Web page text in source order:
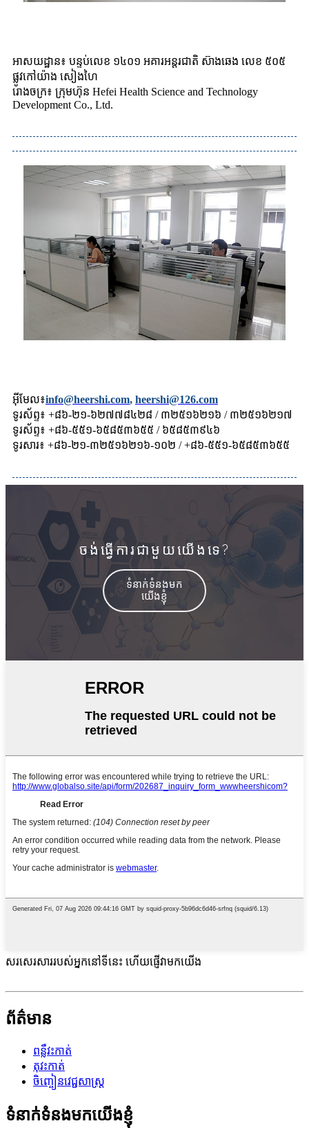
អាសយដ្ឋាន៖ បន្ទប់លេខ ១៤០១ អគារអន្តរជាតិ ស៊ាងឆេង លេខ ៥០៥
ផ្លូវកៅយ៉ាង សៀងហៃ
រោងចក្រ៖ ក្រុមហ៊ុន Hefei Health Science and Technology
Development Co., Ltd.
អ៊ីមែល៖info@heershi.com, heershi@126.com
ទូរស័ព្ទ៖ +៨៦-២១-៦២៧៧៨៤២៨ / ៣២៥១៦២១៦ / ៣២៥១៦២១៧
ទូរស័ព្ទ៖ +៨៦-៥៥១-៦៥៨៥៣៦៥៥ / ៦៥៨៥៣៩៤៦
ទូរសារ៖ +៨៦-២១-៣២៥១៦២១៦-១០២ / +៨៦-៥៥១-៦៥៨៥៣៦៥៥
ចង់ធ្វើការជាមួយយើងទេ?
ទំនាក់ទំនងមក
យើងខ្ញុំ
សរសេរសាររបស់អ្នកនៅទីនេះ ហើយផ្ញើវាមកយើង
ព័ត៌មាន
ពន្លឺវះកាត់
តុវះកាត់
ចិញ្ចៀន​វេជ្ជសាស្ត្រ
ទំនាក់ទំនងមកយើងខ្ញុំ